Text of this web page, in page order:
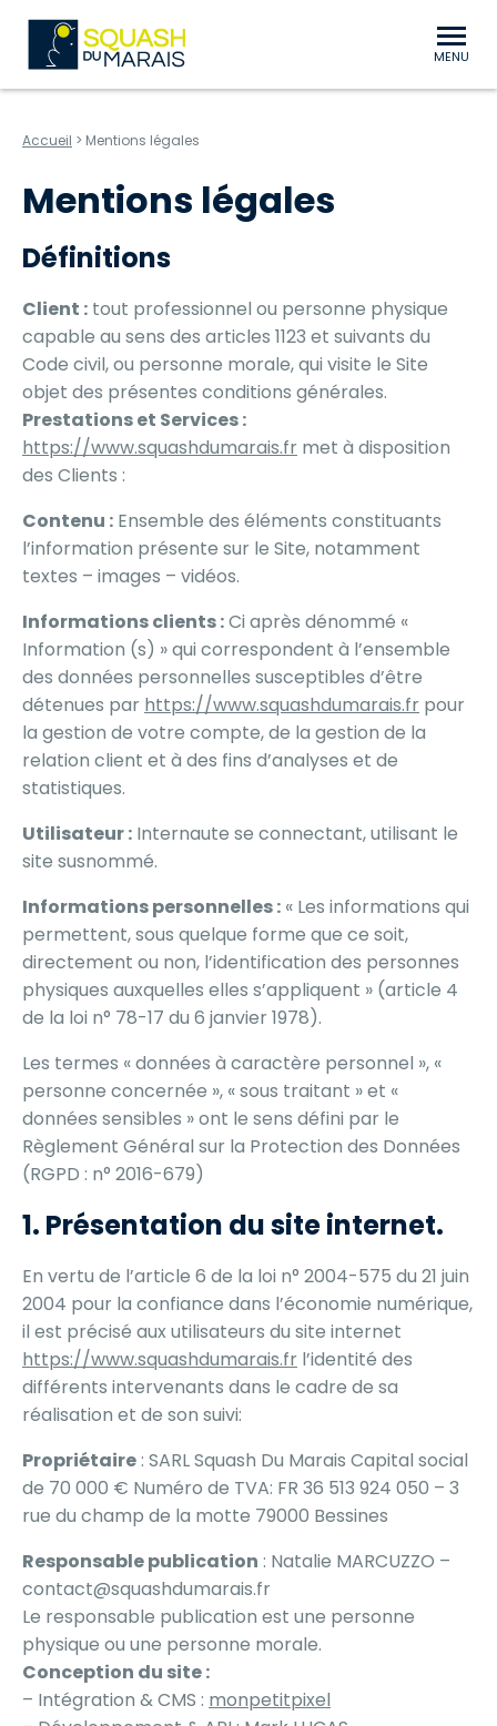
MENU
Accueil > Mentions légales
Mentions légales
Définitions
Client : tout professionnel ou personne physique
capable au sens des articles 1123 et suivants du
Code civil, ou personne morale, qui visite le Site
objet des présentes conditions générales.
Prestations et Services :
https://www.squashdumarais.fr met à disposition
des Clients :
Contenu : Ensemble des éléments constituants
l’information présente sur le Site, notamment
textes – images – vidéos.
Informations clients :Ci après dénommé «
Information (s) » qui correspondent à l’ensemble
des données personnelles susceptibles d’être
détenues par https://www.squashdumarais.fr pour
la gestion de votre compte, de la gestion de la
relation client et à des fins d’analyses et de
statistiques.
Utilisateur : Internaute se connectant, utilisant le
site susnommé.
Informations personnelles : « Les informations qui
permettent, sous quelque forme que ce soit,
directement ou non, l’identification des personnes
physiques auxquelles elles s’appliquent » (article 4
de la loi n° 78-17 du 6 janvier 1978).
Les termes « données à caractère personnel », «
personne concernée », « sous traitant » et «
données sensibles » ont le sens défini par le
Règlement Général sur la Protection des Données
(RGPD : n° 2016-679)
1. Présentation du site internet.
En vertu de l’article 6 de la loi n° 2004-575 du 21 juin
2004 pour la confiance dans l’économie numérique,
il est précisé aux utilisateurs du site internet
https://www.squashdumarais.fr l’identité des
différents intervenants dans le cadre de sa
réalisation et de son suivi:
Propriétaire : SARL Squash Du Marais Capital social
de 70 000 € Numéro de TVA: FR 36 513 924 050 – 3
rue du champ de la motte 79000 Bessines
Responsable publication : Natalie MARCUZZO –
contact@squashdumarais.fr
Le responsable publication est une personne
physique ou une personne morale.
Conception du site :
– Intégration & CMS : monpetitpixel